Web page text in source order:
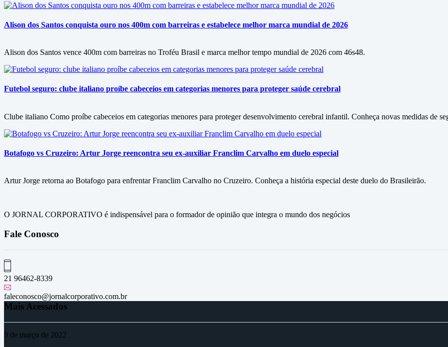
Alison dos Santos conquista ouro nos 400m com barreiras e estabelece melhor marca mundial de 2026
Alison dos Santos vence 400m com barreiras no Troféu Brasil e marca melhor tempo mundial de 2026 com 46s48.
Futebol seguro: clube italiano proíbe cabeceios em categorias menores para proteger saúde cerebral
Clube italiano Como proíbe cabeceios em categorias menores para proteger desenvolvimento cerebral infantil. Conheça novas medidas de
Botafogo vs Cruzeiro: Artur Jorge reencontra seu ex-auxiliar Franclim Carvalho em duelo especial
Artur Jorge retorna ao Botafogo para enfrentar Franclim Carvalho no Cruzeiro. Conheça a história especial deste duelo do Brasileirão.
O JORNAL CORPORATIVO é indispensável para o formador de opinião que integra o mundo dos negócios
Fale Conosco
21 96462-8339
faleconosco@jornalcorporativo.com.br
Mais Acessados
9 de março de 2022